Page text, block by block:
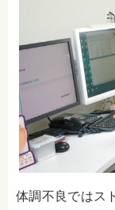
体調不良ではス